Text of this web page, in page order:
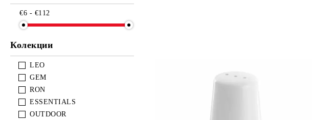
€6 - €112
Колекции
LEO
GEM
RON
ESSENTIALS
OUTDOOR